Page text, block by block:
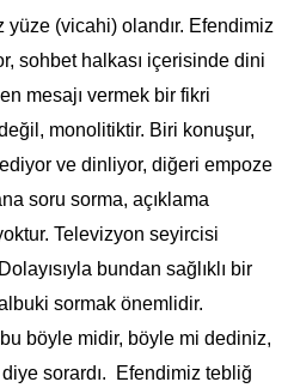
(vicahi) olandır. Efendimiz
sohbet halkası içerisinde dini
mesajı vermek bir fikri
monolitiktir. Biri konuşur,
ve dinliyor, diğeri empoze
soru sorma, açıklama
Televizyon seyircisi
bundan sağlıklı bir
sormak önemlidir.
böyle midir, böyle mi dediniz,
sorardı. Efendimiz tebliğ